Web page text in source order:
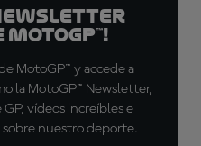
MotoGP™ y accede a
la MotoGP™ Newsletter,
vídeos increíbles e
nuestro deporte.